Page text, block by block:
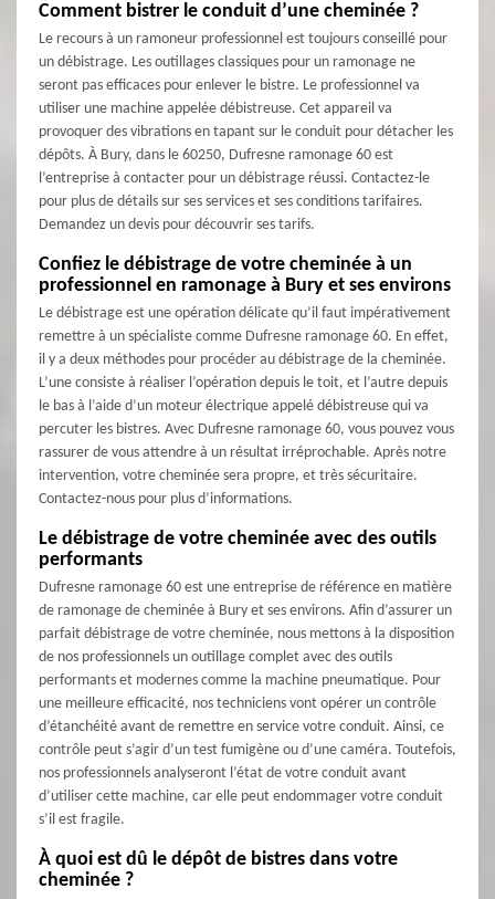
Comment bistrer le conduit d’une cheminée ?
Le recours à un ramoneur professionnel est toujours conseillé pour
un débistrage. Les outillages classiques pour un ramonage ne
seront pas efficaces pour enlever le bistre. Le professionnel va
utiliser une machine appelée débistreuse. Cet appareil va
provoquer des vibrations en tapant sur le conduit pour détacher les
dépôts. À Bury, dans le 60250, Dufresne ramonage 60 est
l’entreprise à contacter pour un débistrage réussi. Contactez-le
pour plus de détails sur ses services et ses conditions tarifaires.
Demandez un devis pour découvrir ses tarifs.
Confiez le débistrage de votre cheminée à un
professionnel en ramonage à Bury et ses environs
Le débistrage est une opération délicate qu’il faut impérativement
remettre à un spécialiste comme Dufresne ramonage 60. En effet,
il y a deux méthodes pour procéder au débistrage de la cheminée.
L’une consiste à réaliser l’opération depuis le toit, et l’autre depuis
le bas à l’aide d’un moteur électrique appelé débistreuse qui va
percuter les bistres. Avec Dufresne ramonage 60, vous pouvez vous
rassurer de vous attendre à un résultat irréprochable. Après notre
intervention, votre cheminée sera propre, et très sécuritaire.
Contactez-nous pour plus d’informations.
Le débistrage de votre cheminée avec des outils
performants
Dufresne ramonage 60 est une entreprise de référence en matière
de ramonage de cheminée à Bury et ses environs. Afin d’assurer un
parfait débistrage de votre cheminée, nous mettons à la disposition
de nos professionnels un outillage complet avec des outils
performants et modernes comme la machine pneumatique. Pour
une meilleure efficacité, nos techniciens vont opérer un contrôle
d’étanchéité avant de remettre en service votre conduit. Ainsi, ce
contrôle peut s’agir d’un test fumigène ou d’une caméra. Toutefois,
nos professionnels analyseront l’état de votre conduit avant
d’utiliser cette machine, car elle peut endommager votre conduit
s’il est fragile.
À quoi est dû le dépôt de bistres dans votre
cheminée ?